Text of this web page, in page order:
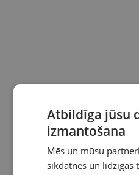
Atbildīga jūsu
izmantošana
Mēs un mūsu
sīkdatnes un līdzīgas